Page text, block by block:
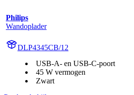
Philips
Wandoplader
DLP4345CB/12
USB-A- en USB-C-poort
45 W vermogen
Zwart